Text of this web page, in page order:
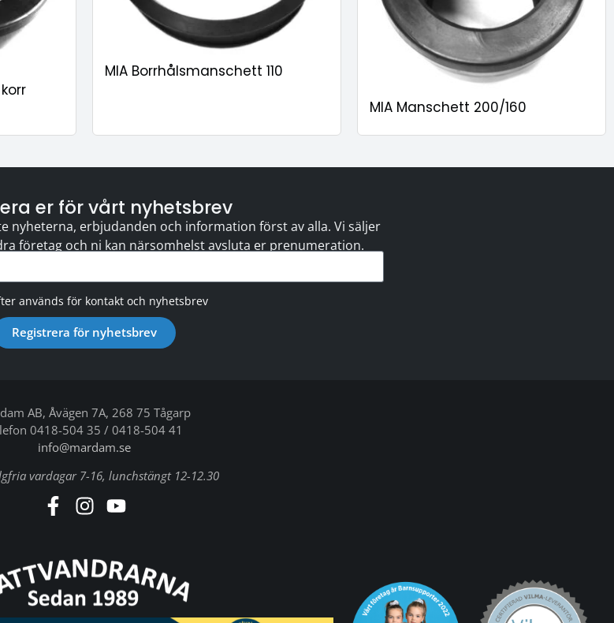
MIA Borrhålsmanschett 110
MIA Manschett 200/160
er för vårt nyhetsbrev
nyheterna, erbjudanden och information först av alla. Vi säljer
företag och ni kan närsomhelst avsluta er prenumeration.
används för kontakt och nyhetsbrev
Registrera för nyhetsbrev
AB, Åvägen 7A, 268 75 Tågarp
0418-504 35 / 0418-504 41
info@mardam.se
vardagar 7-16, lunchstängt 12-12.30